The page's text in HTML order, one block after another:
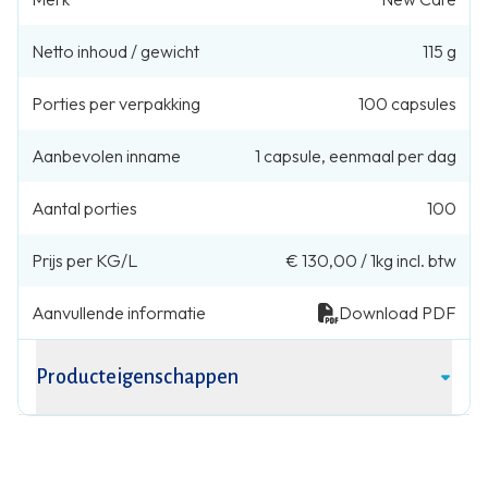
Netto inhoud / gewicht 115 g
Porties per verpakking 100 capsules
Aanbevolen inname 1 capsule, eenmaal per dag
Aantal porties 100
Prijs per KG/L € 130,00 /1kg incl. btw
Aanvullende informatie Download PDF
Producteigenschappen